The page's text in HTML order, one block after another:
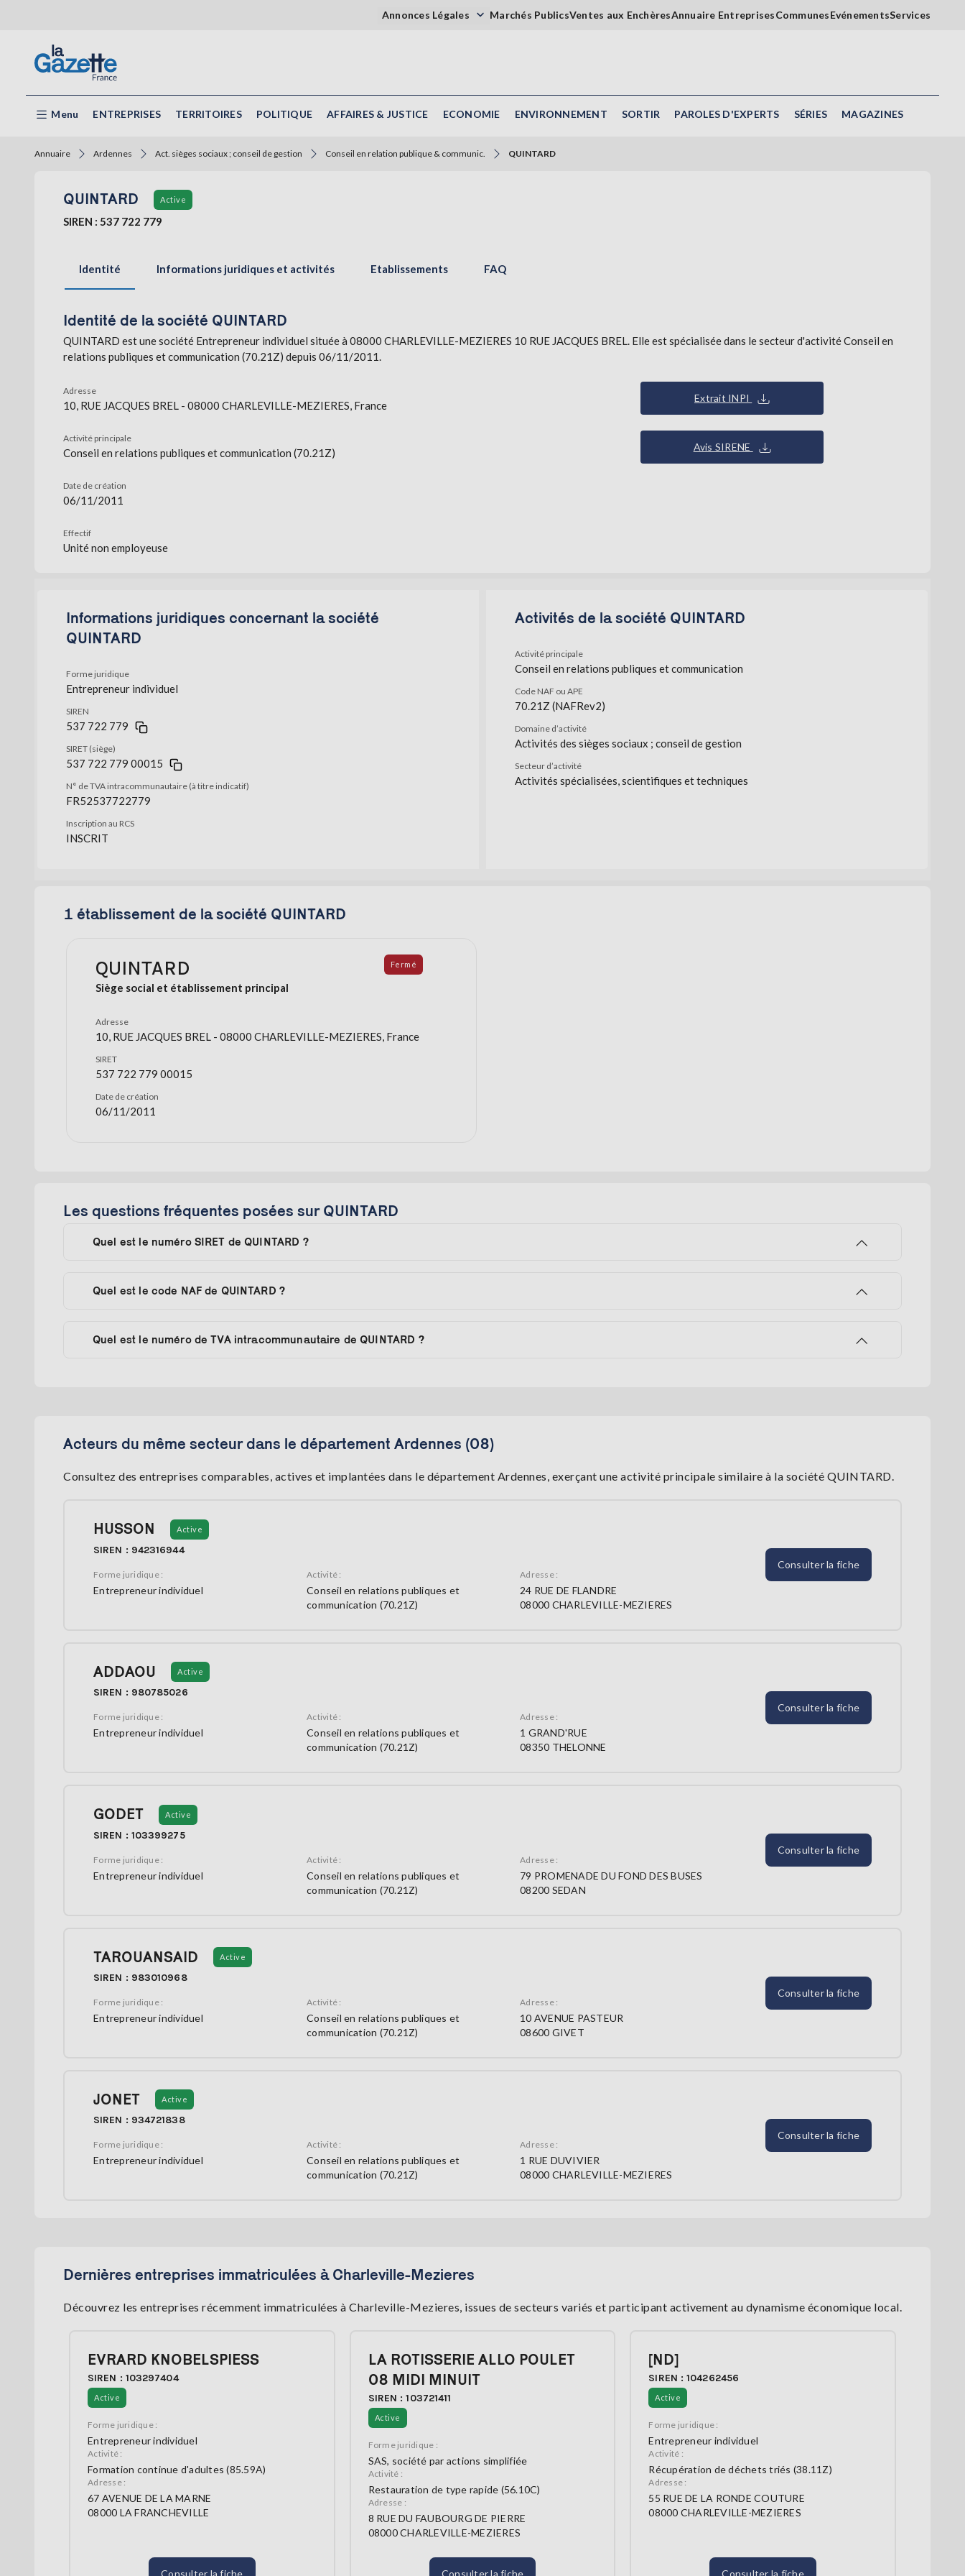
Annonces Légales Marchés PublicsVentes aux EnchèresAnnuaire EntreprisesCommunesEvénementsServices
Menu ENTREPRISES TERRITOIRES POLITIQUE AFFAIRES & JUSTICE ECONOMIE ENVIRONNEMENT SORTIR PAROLES D'EXPERTS SÉRIES MAGAZINES
Annuaire Ardennes Act. sièges sociaux ; conseil de gestion Conseil en relation publique & communic. QUINTARD
QUINTARD Active
SIREN : 537 722 779
Identité Informations juridiques et activités Etablissements FAQ
Identité de la société QUINTARD
QUINTARD est une société Entrepreneur individuel située à 08000 CHARLEVILLE-MEZIERES 10 RUE JACQUES BREL. Elle est spécialisée dans le secteur d'activité Conseil en
relations publiques et communication (70.21Z) depuis 06/11/2011.
Adresse
10, RUE JACQUES BREL - 08000 CHARLEVILLE-MEZIERES, France
Activité principale
Conseil en relations publiques et communication (70.21Z)
Date de création
06/11/2011
Effectif
Unité non employeuse
Extrait INPI
Avis SIRENE
Informations juridiques concernant la société
QUINTARD
Forme juridique
Entrepreneur individuel
SIREN
537 722 779
SIRET (siège)
537 722 779 00015
N° de TVA intracommunautaire (à titre indicatif)
FR52537722779
Inscription au RCS
INSCRIT
Activités de la société QUINTARD
Activité principale
Conseil en relations publiques et communication
Code NAF ou APE
70.21Z (NAFRev2)
Domaine d’activité
Activités des sièges sociaux ; conseil de gestion
Secteur d’activité
Activités spécialisées, scientifiques et techniques
1 établissement de la société QUINTARD
QUINTARD
Siège social et établissement principal
Fermé
Adresse
10, RUE JACQUES BREL - 08000 CHARLEVILLE-MEZIERES, France
SIRET
537 722 779 00015
Date de création
06/11/2011
Les questions fréquentes posées sur QUINTARD
Quel est le numéro SIRET de QUINTARD ?
Quel est le code NAF de QUINTARD ?
Quel est le numéro de TVA intracommunautaire de QUINTARD ?
Acteurs du même secteur dans le département Ardennes (08)
Consultez des entreprises comparables, actives et implantées dans le département Ardennes, exerçant une activité principale similaire à la société QUINTARD.
HUSSON Active
SIREN : 942316944
Forme juridique :
Entrepreneur individuel
Activité :
Conseil en relations publiques et
communication (70.21Z)
Adresse :
24 RUE DE FLANDRE
08000 CHARLEVILLE-MEZIERES
Consulter la fiche
ADDAOU Active
SIREN : 980785026
Forme juridique :
Entrepreneur individuel
Activité :
Conseil en relations publiques et
communication (70.21Z)
Adresse :
1 GRAND'RUE
08350 THELONNE
Consulter la fiche
GODET Active
SIREN : 103399275
Forme juridique :
Entrepreneur individuel
Activité :
Conseil en relations publiques et
communication (70.21Z)
Adresse :
79 PROMENADE DU FOND DES BUSES
08200 SEDAN
Consulter la fiche
TAROUANSAID Active
SIREN : 983010968
Forme juridique :
Entrepreneur individuel
Activité :
Conseil en relations publiques et
communication (70.21Z)
Adresse :
10 AVENUE PASTEUR
08600 GIVET
Consulter la fiche
JONET Active
SIREN : 934721838
Forme juridique :
Entrepreneur individuel
Activité :
Conseil en relations publiques et
communication (70.21Z)
Adresse :
1 RUE DUVIVIER
08000 CHARLEVILLE-MEZIERES
Consulter la fiche
Dernières entreprises immatriculées à Charleville-Mezieres
Découvrez les entreprises récemment immatriculées à Charleville-Mezieres, issues de secteurs variés et participant activement au dynamisme économique local.
EVRARD KNOBELSPIESS
SIREN : 103297404
Active
Forme juridique :
Entrepreneur individuel
Activité :
Formation continue d'adultes (85.59A)
Adresse :
67 AVENUE DE LA MARNE
08000 LA FRANCHEVILLE
LA ROTISSERIE ALLO POULET
08 MIDI MINUIT
SIREN : 103721411
Active
Forme juridique :
SAS, société par actions simplifiée
Activité :
Restauration de type rapide (56.10C)
Adresse :
8 RUE DU FAUBOURG DE PIERRE
08000 CHARLEVILLE-MEZIERES
[ND]
SIREN : 104262456
Active
Forme juridique :
Entrepreneur individuel
Activité :
Récupération de déchets triés (38.11Z)
Adresse :
55 RUE DE LA RONDE COUTURE
08000 CHARLEVILLE-MEZIERES